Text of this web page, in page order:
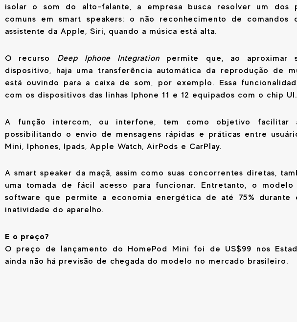
isolar o som do alto-falante, a empresa busca resolver um dos
comuns em smart speakers: o não reconhecimento de comandos
assistente da Apple, Siri, quando a música está alta.
O recurso Deep Iphone Integration permite que, ao aproximar
dispositivo, haja uma transferência automática da reprodução de
está ouvindo para a caixa de som, por exemplo. Essa
com os dispositivos das linhas Iphone 11 e 12 equipados com o chip UI.
A função intercom, ou interfone, tem como objetivo facilitar
possibilitando o envio de mensagens rápidas e práticas entre
Mini, Iphones, Ipads, Apple Watch, AirPods e CarPlay.
A smart speaker da maçã, assim como suas concorrentes diretas,
uma tomada de fácil acesso para funcionar. Entretanto, o
software que permite a economia energética de até 75% durante
inatividade do aparelho.
E o preço?
O preço de lançamento do HomePod Mini foi de US$99 nos
ainda não há previsão de chegada do modelo no mercado brasileiro.